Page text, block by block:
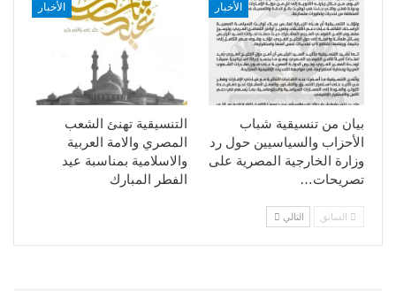
الأخبار
التنسيقية تهنئ الشعب
المصري والامة العربية
والاسلامية بمناسبة عيد
الفطر المبارك
الأخبار
بيان من تنسيقية شباب
الأحزاب والسياسيين حول رد
وزارة الخارجية المصرية على
تصريحات…
السابق التالي